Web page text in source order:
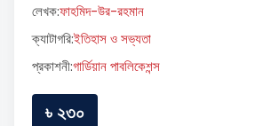
লেখক:ফাহমিদ-উর-রহমান
ক্যাটাগরি:ইতিহাস ও সভ্যতা
প্রকাশনী:গার্ডিয়ান পাবলিকেশন্স
৳ ২৩০